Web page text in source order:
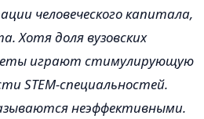
человеческого капитала,
Хотя доля вузовских
играют стимулирующую
STEM-специальностей.
неэффективными.